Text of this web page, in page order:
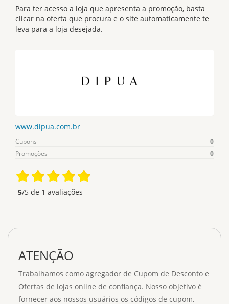
Para ter acesso a loja que apresenta a promoção, basta
clicar na oferta que procura e o site automaticamente te
leva para a loja desejada.
www.dipua.com.br
Cupons
0
Promoções
0
5/5 de 1 avaliações
ATENÇÃO
Trabalhamos como agregador de Cupom de Desconto e
Ofertas de lojas online de confiança. Nosso objetivo é
fornecer aos nossos usuários os códigos de cupom,